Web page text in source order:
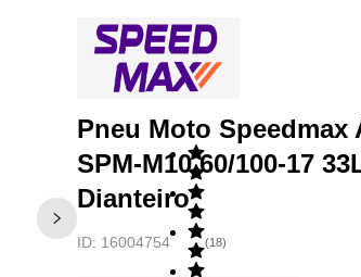
Pneu Moto Speedmax
SPM-M10 60/100-17
Dianteiro
ID: 16004754 (18)